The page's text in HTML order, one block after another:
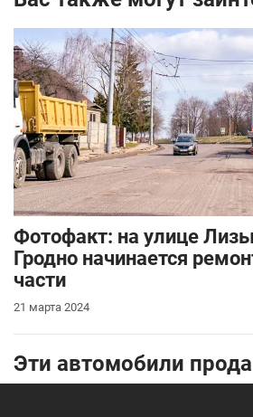
Фотофакт: на улице
Гродно начинается
части
21 марта 2024
Эти автомобили